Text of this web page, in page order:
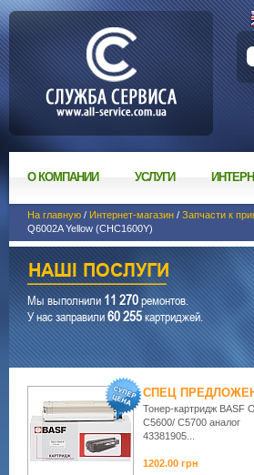
О КОМПАНИИ УСЛУГИ
На главную / Интернет-магазин / Запчасти к
Q6002A Yellow (CHC1600Y)
Мы выполнили11 270ремонтов.
У нас заправили60 255картриджей.
СПЕЦ
Тонер-картридж BASF
C5600/ C5700 аналог
43381905...
1202.00 грн